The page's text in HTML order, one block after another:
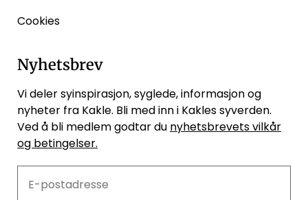
Cookies
Nyhetsbrev
Vi deler syinspirasjon, syglede, informasjon og
nyheter fra Kakle. Bli med inn i Kakles syverden.
Ved å bli medlem godtar du nyhetsbrevets vilkår
og betingelser.